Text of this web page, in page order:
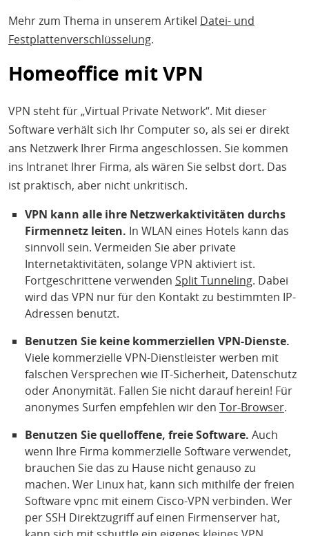
Mehr zum Thema in unserem Artikel Datei- und
Festplattenverschlüsselung.
Homeoffice mit VPN
VPN steht für „Virtual Private Network“. Mit dieser
Software verhält sich Ihr Computer so, als sei er direkt
ans Netzwerk Ihrer Firma angeschlossen. Sie kommen
ins Intranet Ihrer Firma, als wären Sie selbst dort. Das
ist praktisch, aber nicht unkritisch.
VPN kann alle ihre Netzwerkaktivitäten durchs
Firmennetz leiten. In WLAN eines Hotels kann das
sinnvoll sein. Vermeiden Sie aber private
Internetaktivitäten, solange VPN aktiviert ist.
Fortgeschrittene verwenden Split Tunneling. Dabei
wird das VPN nur für den Kontakt zu bestimmten IP-
Adressen benutzt.
Benutzen Sie keine kommerziellen VPN-Dienste.
Viele kommerzielle VPN-Dienstleister werben mit
falschen Versprechen wie IT-Sicherheit, Datenschutz
oder Anonymität. Fallen Sie nicht darauf herein! Für
anonymes Surfen empfehlen wir den Tor-Browser.
Benutzen Sie quelloffene, freie Software. Auch
wenn Ihre Firma kommerzielle Software verwendet,
brauchen Sie das zu Hause nicht genauso zu
machen. Wer Linux hat, kann sich mithilfe der freien
Software vpnc mit einem Cisco-VPN verbinden. Wer
per SSH Direktzugriff auf einen Firmenserver hat,